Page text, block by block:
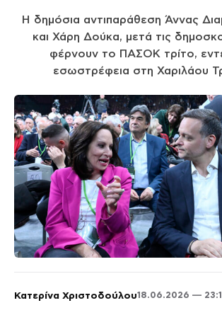
Η δημόσια αντιπαράθεση Άννας
και Χάρη Δούκα, μετά τις
φέρνουν το ΠΑΣΟΚ τρίτο,
εσωστρέφεια στη Χαριλάου
Κατερίνα Χριστοδούλου18.06.2026 —